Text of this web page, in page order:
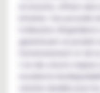
en bouche, offrant
irritation. Son procédé
l'utilisation
garantissant un produit
l'environnement et de
L'un des atouts
excellente
solution durable pour